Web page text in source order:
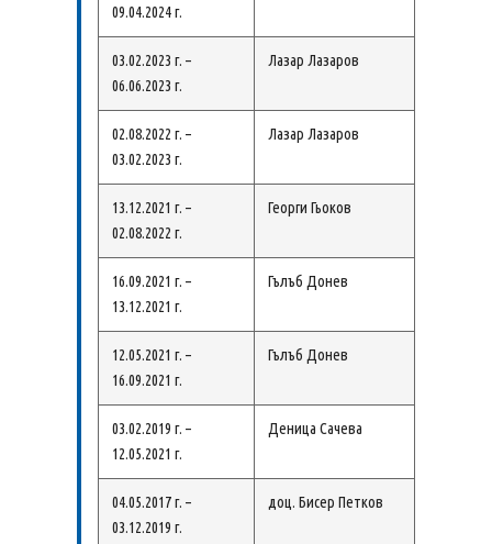
09.04.2024 г.
03.02.2023 г. –
06.06.2023 г.
Лазар Лазаров
02.08.2022 г. –
03.02.2023 г.
Лазар Лазаров
13.12.2021 г. –
02.08.2022 г.
Георги Гьоков
16.09.2021 г. –
13.12.2021 г.
Гълъб Донев
12.05.2021 г. –
16.09.2021 г.
Гълъб Донев
03.02.2019 г. –
12.05.2021 г.
Деница Сачева
04.05.2017 г. –
03.12.2019 г.
доц. Бисер Петков